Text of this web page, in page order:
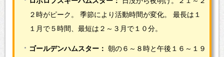
２時がピーク。
季節により活動時間が変化。
最長は１
１月で５時間、最短は２～３月で１０分。
ゴールデンハムスター： 朝の６～８時と午後１６～１９